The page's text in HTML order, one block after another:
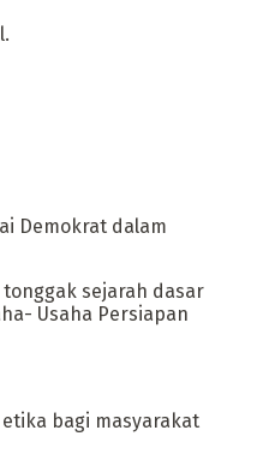
Demokrat dalam
sejarah dasar
Usaha Persiapan
bagi masyarakat